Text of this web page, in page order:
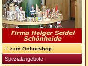
zum Onlineshop
Spezialangebote